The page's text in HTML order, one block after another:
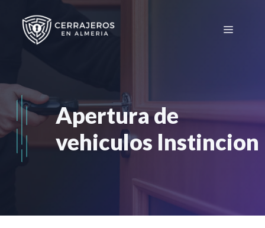
contenido
Menú
Apertura de
vehiculos Instincion